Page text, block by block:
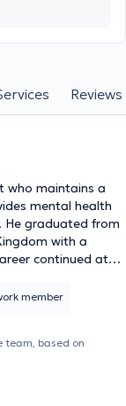
Reviews
who maintains a
mental health
He graduated from
with a
continued at
in Forensic
actively
knowledge. His
member
team, based on